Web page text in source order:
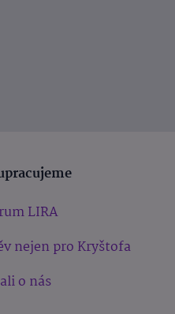
LIRA
nejen pro Kryštofa
o nás